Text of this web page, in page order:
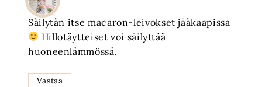
Säilytän itse macaron-leivokset jääkaapissa
Hillotäytteiset voi säilyttää
huoneenlämmössä.
Vastaa